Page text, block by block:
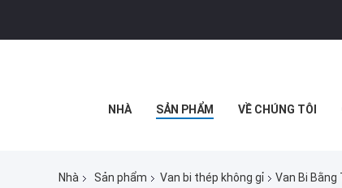
NHÀ SẢN PHẨM VỀ CHÚNG TÔI
Nhà Sản phẩm Van bi thép không gỉ Van Bi